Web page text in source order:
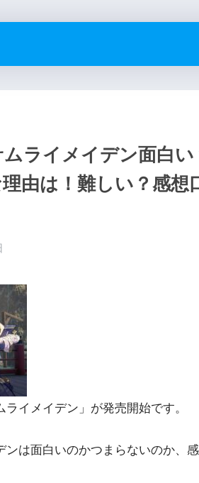
ライメイデン面白い
由は！難しい？感想
イメイデン」が発売開始です。
ンは面白いのかつまらないのか、